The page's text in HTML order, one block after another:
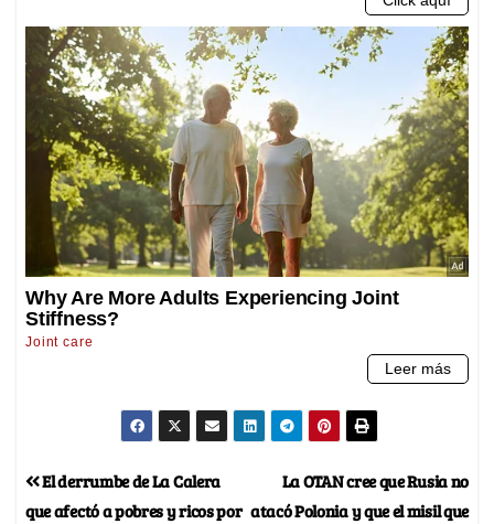
La OTAN cree que Rusia no
atacó Polonia y que el misil que
El derrumbe de La Calera
que afectó a pobres y ricos por